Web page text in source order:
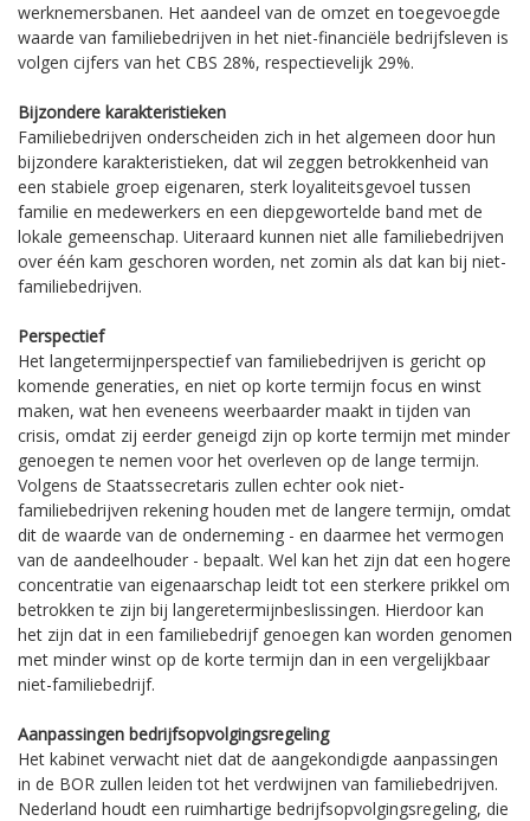
werknemersbanen. Het aandeel van de omzet en toegevoegde
waarde van familiebedrijven in het niet-financiële bedrijfsleven is
volgen cijfers van het CBS 28%, respectievelijk 29%.
Bijzondere karakteristieken
Familiebedrijven onderscheiden zich in het algemeen door hun
bijzondere karakteristieken, dat wil zeggen betrokkenheid van
een stabiele groep eigenaren, sterk loyaliteitsgevoel tussen
familie en medewerkers en een diepgewortelde band met de
lokale gemeenschap. Uiteraard kunnen niet alle familiebedrijven
over één kam geschoren worden, net zomin als dat kan bij niet-
familiebedrijven.
Perspectief
Het langetermijnperspectief van familiebedrijven is gericht op
komende generaties, en niet op korte termijn focus en winst
maken, wat hen eveneens weerbaarder maakt in tijden van
crisis, omdat zij eerder geneigd zijn op korte termijn met minder
genoegen te nemen voor het overleven op de lange termijn.
Volgens de Staatssecretaris zullen echter ook niet-
familiebedrijven rekening houden met de langere termijn, omdat
dit de waarde van de onderneming - en daarmee het vermogen
van de aandeelhouder - bepaalt. Wel kan het zijn dat een hogere
concentratie van eigenaarschap leidt tot een sterkere prikkel om
betrokken te zijn bij langeretermijnbeslissingen. Hierdoor kan
het zijn dat in een familiebedrijf genoegen kan worden genomen
met minder winst op de korte termijn dan in een vergelijkbaar
niet-familiebedrijf.
Aanpassingen bedrijfsopvolgingsregeling
Het kabinet verwacht niet dat de aangekondigde aanpassingen
in de BOR zullen leiden tot het verdwijnen van familiebedrijven.
Nederland houdt een ruimhartige bedrijfsopvolgingsregeling, die